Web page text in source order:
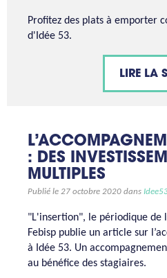
Profitez des plats à emporter
d'Idée 53.
LIRE LA
: DES
MULTIPLES
Publié le 27 octobre 2020 dans
"L'insertion", le périodique de
Febisp publie un article sur
à Idée 53. Un
au bénéfice des stagiaires.